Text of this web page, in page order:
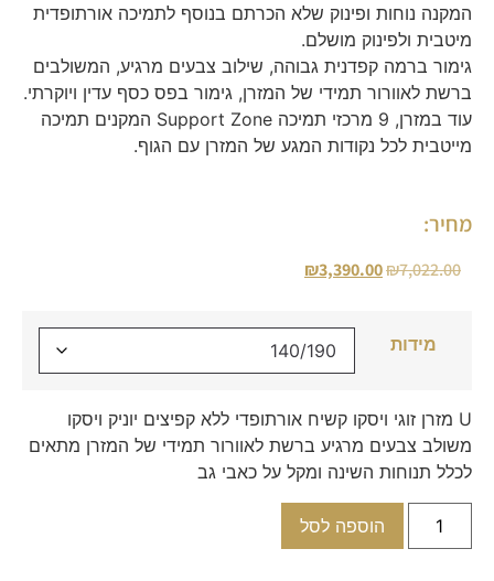
המקנה נוחות ופינוק שלא הכרתם בנוסף לתמיכה אורתופדית
מיטבית ולפינוק מושלם.
גימור ברמה קפדנית גבוהה, שילוב צבעים מרגיע, המשולבים
ברשת לאוורור תמידי של המזרן, גימור בפס כסף עדין ויוקרתי.
עוד במזרן, 9 מרכזי תמיכה Support Zone המקנים תמיכה
מייטבית לכל נקודות המגע של המזרן עם הגוף.
מחיר:
₪7,022.00
₪3,390.00
מידות
U מזרן זוגי ויסקו קשיח אורתופדי ללא קפיצים יוניק ויסקו
משולב צבעים מרגיע ברשת לאוורור תמידי של המזרן מתאים
לכלל תנוחות השינה ומקל על כאבי גב
הוספה לסל